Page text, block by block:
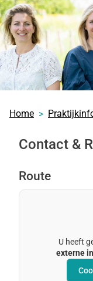
Home
Contact &
Route
U heeft
externe